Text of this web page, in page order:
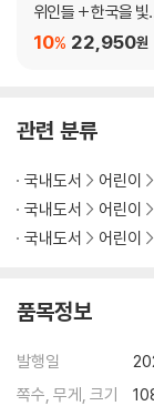
자이언트판다: 가짜
주머니쥐: 죽은 척하
치타: 단거리 달리기
카피바라: 친화력 끝판
코끼리: 만능 코와 초
코모도왕도마뱀: 뭐
코뿔소: 단단한 갑옷
펭귄: 특수 잠수복과
플로리다 나무껍질
하마: 힘을 숨기고 있
위인들 + 한국을 빛낸
00명의 위인들 수수
22,950원
10%
관련 분류
국내도서 어린이
국내도서
어린이
국내도서
어린이
품목정보
발행일
쪽수, 무게, 크기